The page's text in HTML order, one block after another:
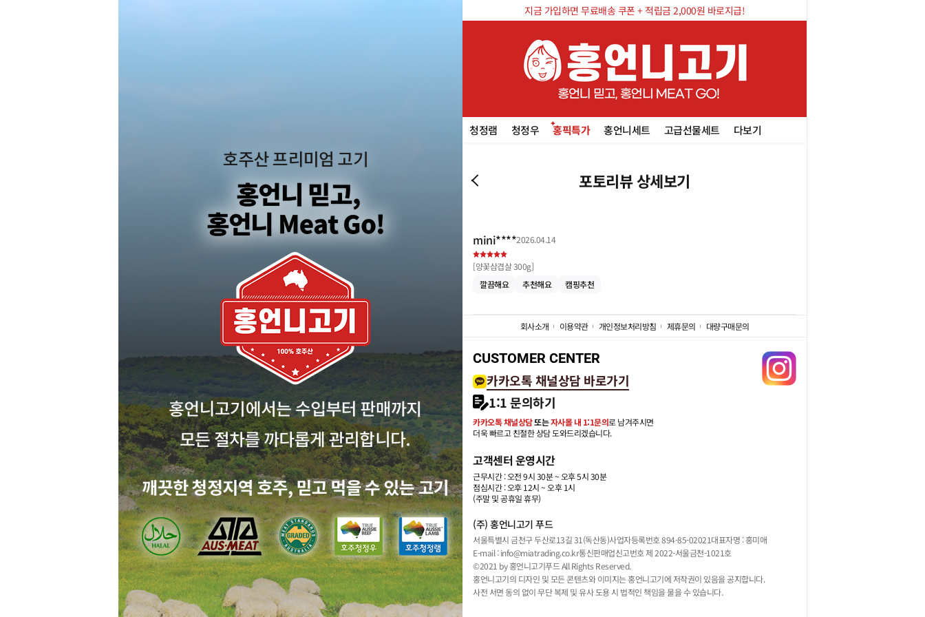
지금 가입하면 무료배송 쿠폰 + 적립금 2,000원 바로지급!
청정램 청정우 홍픽특가 홍언니세트 고급선물세트 다보기
포토리뷰 상세보기
mini****2026.04.14
[양꽃삼겹살 300g]
깔끔해요
추천해요 캠핑추천
회사소개 이용약관 개인정보처리방침 제휴문의 대량구매문의
CUSTOMER CENTER
카카오톡 채널상담 바로가기
1:1 문의하기
카카오톡 채널상담또는자사몰 내 1:1문의로 남겨주시면
더욱 빠르고 친절한 상담 도와드리겠습니다.
고객센터 운영시간
근무시간 : 오전 9시 30분 ~ 오후 5시 30분
점심시간 : 오후 12시 ~ 오후 1시
(주말 및 공휴일 휴무)
(주) 홍언니고기 푸드
서울특별시 금천구 두산로13길 31(독산동)사업자등록번호 894-85-02021대표자명 : 홍미애
E-mail : info@miatrading.co.kr통신판매업신고번호 제 2022-서울금천-1021호
©2021 by 홍언니고기푸드 All Rights Reserved.
홍언니고기의 디자인 및 모든 콘텐츠와 이미지는 홍언니고기에 저작권이 있음을 공지합니다.
사전 서면 동의 없이 무단 복제 및 유사 도용 시 법적인 책임을 물을 수 있습니다.